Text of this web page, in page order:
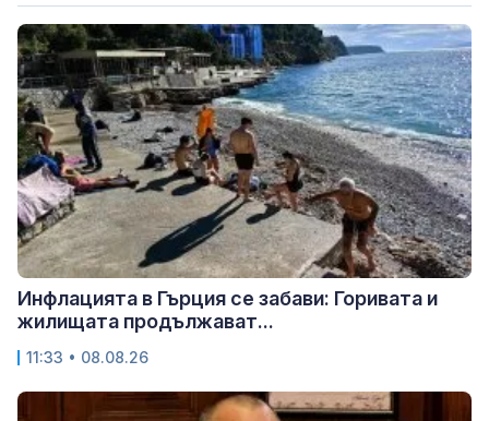
Инфлацията в Гърция се забави: Горивата и
жилищата продължават...
11:33 • 08.08.26